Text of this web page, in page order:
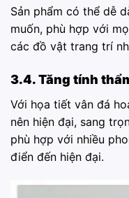
Sản phẩm có thể dễ
muốn, phù hợp với
các đồ vật trang trí
3.4. Tăng tính
Với họa tiết vân đá
nên hiện đại, sang
phù hợp với nhiều
điển đến hiện đại.